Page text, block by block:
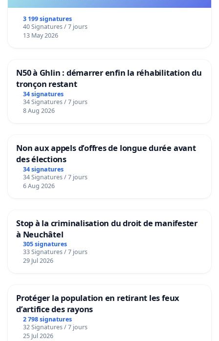
3 199 signatures
40 Signatures / 7 jours
13 May 2026
N50 à Ghlin : démarrer enfin la réhabilitation du
tronçon restant
34 signatures
34 Signatures / 7 jours
8 Aug 2026
Non aux appels d’offres de longue durée avant
des élections
34 signatures
34 Signatures / 7 jours
6 Aug 2026
Stop à la criminalisation du droit de manifester
à Neuchâtel
305 signatures
33 Signatures / 7 jours
29 Jul 2026
Protéger la population en retirant les feux
d’artifice des rayons
2 798 signatures
32 Signatures / 7 jours
25 Jul 2026